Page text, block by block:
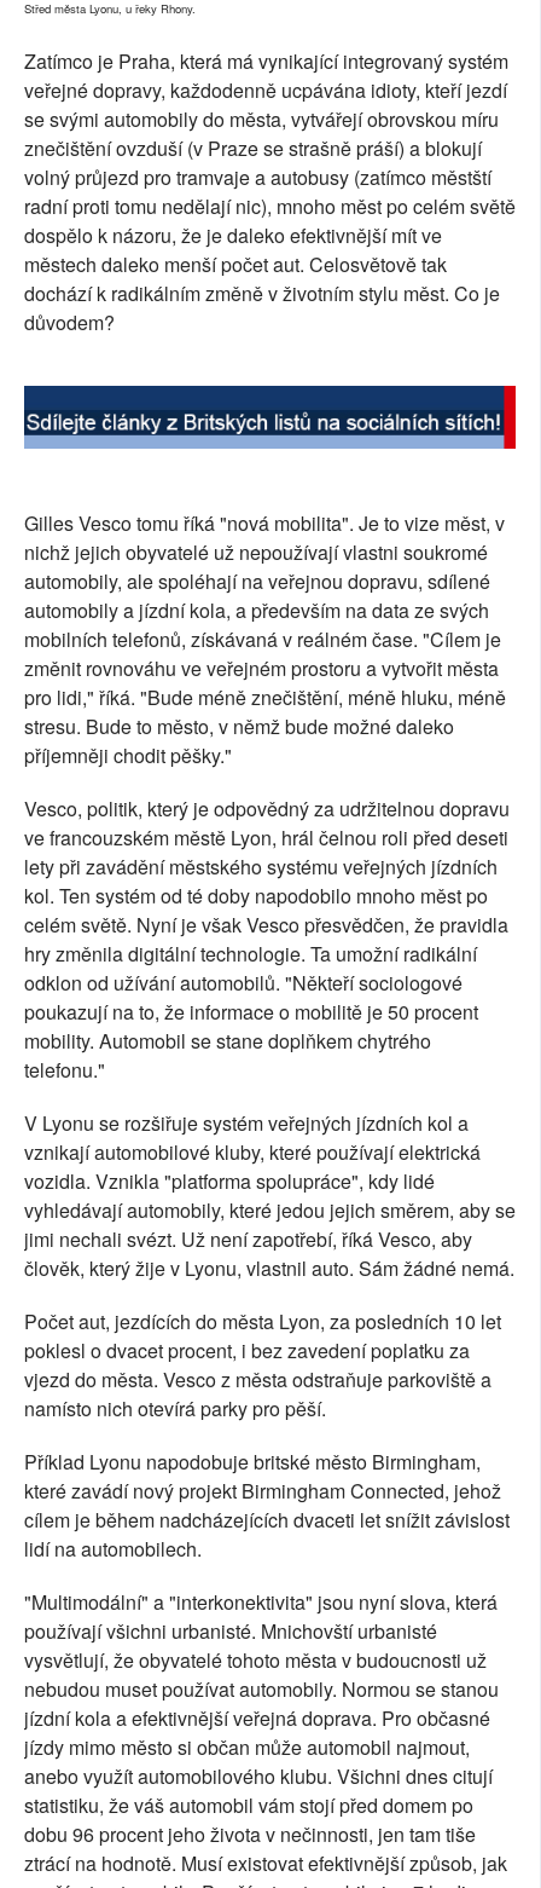
RUBRIKY
PLNÁ VERZE STRÁNEK
Střed města Lyonu, u řeky Rhony.
Zatímco je Praha, která má vynikající integrovaný systém
veřejné dopravy, každodenně ucpávána idioty, kteří jezdí
se svými automobily do města, vytvářejí obrovskou míru
znečištění ovzduší (v Praze se strašně práší) a blokují
volný průjezd pro tramvaje a autobusy (zatímco městští
radní proti tomu nedělají nic), mnoho měst po celém světě
dospělo k názoru, že je daleko efektivnější mít ve
městech daleko menší počet aut. Celosvětově tak
dochází k radikálním změně v životním stylu měst. Co je
důvodem?
Gilles Vesco tomu říká "nová mobilita". Je to vize měst, v
nichž jejich obyvatelé už nepoužívají vlastni soukromé
automobily, ale spoléhají na veřejnou dopravu, sdílené
automobily a jízdní kola, a především na data ze svých
mobilních telefonů, získávaná v reálném čase. "Cílem je
změnit rovnováhu ve veřejném prostoru a vytvořit města
pro lidi," říká. "Bude méně znečištění, méně hluku, méně
stresu. Bude to město, v němž bude možné daleko
příjemněji chodit pěšky."
Vesco, politik, který je odpovědný za udržitelnou dopravu
ve francouzském městě Lyon, hrál čelnou roli před deseti
lety při zavádění městského systému veřejných jízdních
kol. Ten systém od té doby napodobilo mnoho měst po
celém světě. Nyní je však Vesco přesvědčen, že pravidla
hry změnila digitální technologie. Ta umožní radikální
odklon od užívání automobilů. "Někteří sociologové
poukazují na to, že informace o mobilitě je 50 procent
mobility. Automobil se stane doplňkem chytrého
telefonu."
V Lyonu se rozšiřuje systém veřejných jízdních kol a
vznikají automobilové kluby, které používají elektrická
vozidla. Vznikla "platforma spolupráce", kdy lidé
vyhledávají automobily, které jedou jejich směrem, aby se
jimi nechali svézt. Už není zapotřebí, říká Vesco, aby
člověk, který žije v Lyonu, vlastnil auto. Sám žádné nemá.
Počet aut, jezdících do města Lyon, za posledních 10 let
poklesl o dvacet procent, i bez zavedení poplatku za
vjezd do města. Vesco z města odstraňuje parkoviště a
namísto nich otevírá parky pro pěší.
Příklad Lyonu napodobuje britské město Birmingham,
které zavádí nový projekt Birmingham Connected, jehož
cílem je během nadcházejících dvaceti let snížit závislost
lidí na automobilech.
"Multimodální" a "interkonektivita" jsou nyní slova, která
používají všichni urbanisté. Mnichovští urbanisté
vysvětlují, že obyvatelé tohoto města v budoucnosti už
nebudou muset používat automobily. Normou se stanou
jízdní kola a efektivnější veřejná doprava. Pro občasné
jízdy mimo město si občan může automobil najmout,
anebo využít automobilového klubu. Všichni dnes citují
statistiku, že váš automobil vám stojí před domem po
dobu 96 procent jeho života v nečinnosti, jen tam tiše
ztrácí na hodnotě. Musí existovat efektivnější způsob, jak